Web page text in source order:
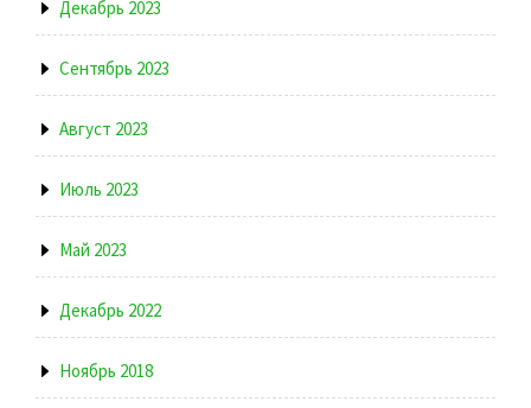
Декабрь 2023
Сентябрь 2023
Август 2023
Июль 2023
Май 2023
Декабрь 2022
Ноябрь 2018